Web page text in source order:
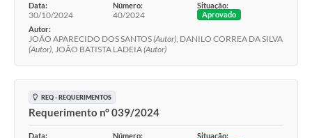
Data:
30/10/2024
Número:
40/2024
Situação:
Aprovado
Autor:
JOÃO APARECIDO DOS SANTOS(Autor), DANILO CORREA DA SILVA
(Autor), JOÃO BATISTA LADEIA(Autor)
REQ - REQUERIMENTOS
Requerimento n° 039/2024
Data: Número:
Situação: